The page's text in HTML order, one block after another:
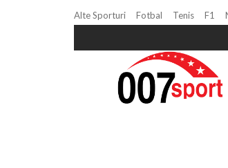
Alte Sporturi Fotbal Tenis F1
Sanie VIDEO Sanie: